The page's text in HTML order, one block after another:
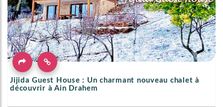
Jijida Guest House : Un charmant nouveau chalet à
découvrir à Ain Drahem